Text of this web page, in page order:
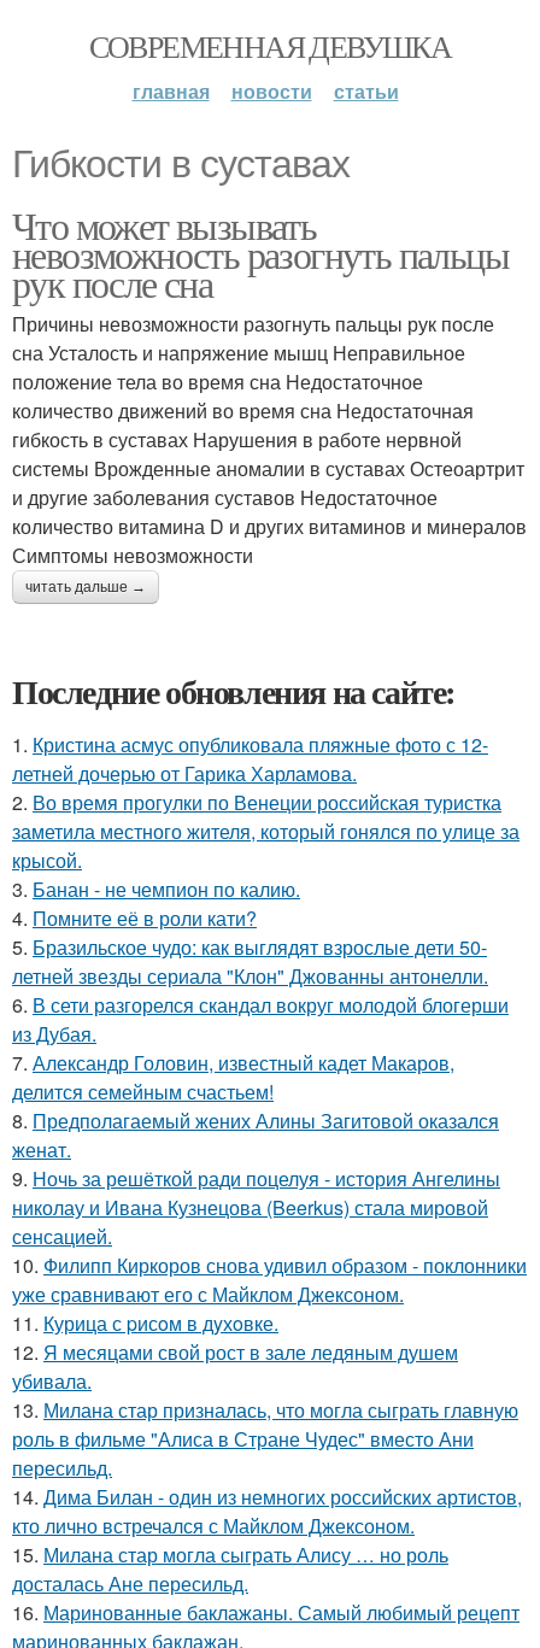
СОВРЕМЕННАЯ ДЕВУШКА
главная новости статьи
Гибкости в суставах
Что может вызывать
невозможность разогнуть пальцы
рук после сна
Причины невозможности разогнуть пальцы рук после
сна Усталость и напряжение мышц Неправильное
положение тела во время сна Недостаточное
количество движений во время сна Недостаточная
гибкость в суставах Нарушения в работе нервной
системы Врожденные аномалии в суставах Остеоартрит
и другие заболевания суставов Недостаточное
количество витамина D и других витаминов и минералов
Симптомы невозможности
читать дальше →
Последние обновления на сайте:
1. Кристина асмус опубликовала пляжные фото с 12-
летней дочерью от Гарика Харламова.
2. Во время прогулки по Венеции российская туристка
заметила местного жителя, который гонялся по улице за
крысой.
3. Банан - не чемпион по калию.
4. Помните её в роли кати?
5. Бразильское чудо: как выглядят взрослые дети 50-
летней звезды сериала "Клон" Джованны антонелли.
6. В сети разгорелся скандал вокруг молодой блогерши
из Дубая.
7. Александр Головин, известный кадет Макаров,
делится семейным счастьем!
8. Предполагаемый жених Алины Загитовой оказался
женат.
9. Ночь за решёткой ради поцелуя - история Ангелины
николау и Ивана Кузнецова (Beerkus) стала мировой
сенсацией.
10. Филипп Киркоров снова удивил образом - поклонники
уже сравнивают его с Майклом Джексоном.
11. Курица с pисoм в дyхoвке.
12. Я месяцами свой рост в зале ледяным душем
убивала.
13. Милана стар призналась, что могла сыграть главную
роль в фильме "Алиса в Стране Чудес" вместо Ани
пересильд.
14. Дима Билан - один из немногих российских артистов,
кто лично встречался с Майклом Джексоном.
15. Милана стар могла сыграть Алису … но роль
досталась Ане пересильд.
16. Маринованные баклажаны. Самый любимый рецепт
маринованных баклажан.